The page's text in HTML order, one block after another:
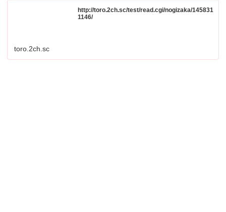
http://toro.2ch.sc/test/read.cgi/nogizaka/145831
1146/
toro.2ch.sc